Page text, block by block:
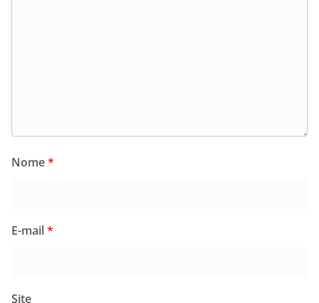
Nome*
E-mail*
Site